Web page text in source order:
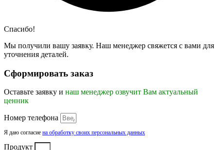
Спасибо!
Мы получили вашу заявку. Наш менеджер свяжется с вами для
уточнения деталей.
Сформировать заказ
Оставьте заявку и наш менеджер озвучит Вам актуальный
ценник
Номер телефона
Я даю согласие на обработку своих персональных данных
Продукт